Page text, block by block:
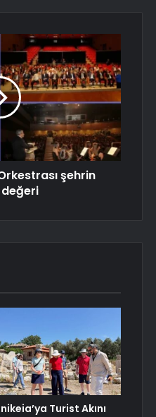
şehrin
Turist Akını